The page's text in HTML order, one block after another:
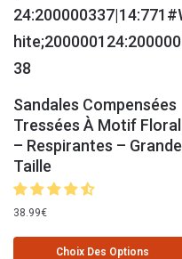
Sandales Compensées
Tressées À Motif Floral
– Respirantes – Grande
Taille
38.99€
Choix Des Options